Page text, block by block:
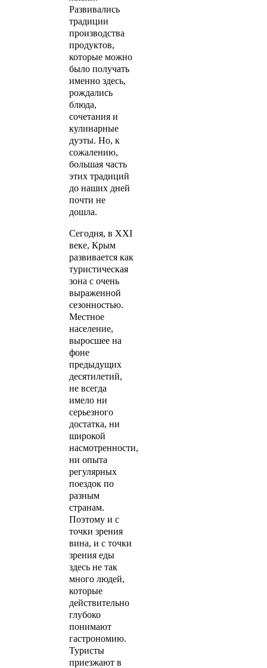
Развивались
традиции
производства
продуктов,
которые можно
было получать
именно здесь,
рождались
блюда,
сочетания и
кулинарные
дуэты. Но, к
сожалению,
большая часть
этих традиций
до наших дней
почти не
дошла.
Сегодня, в XXI
веке, Крым
развивается как
туристическая
зона с очень
выраженной
сезонностью.
Местное
население,
выросшее на
фоне
предыдущих
десятилетий,
не всегда
имело ни
серьезного
достатка, ни
широкой
насмотренности,
ни опыта
регулярных
поездок по
разным
странам.
Поэтому и с
точки зрения
вина, и с точки
зрения еды
здесь не так
много людей,
которые
действительно
глубоко
понимают
гастрономию.
Туристы
приезжают в